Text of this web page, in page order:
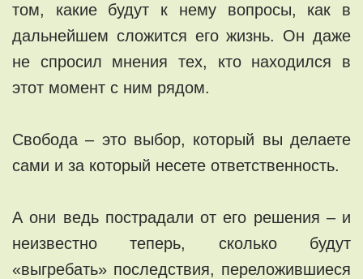
том, какие будут к нему вопросы, как в
дальнейшем сложится его жизнь. Он даже
не спросил мнения тех, кто находился в
этот момент с ним рядом.
Свобода – это выбор, который вы делаете
сами и за который несете ответственность.
А они ведь пострадали от его решения – и
неизвестно теперь, сколько будут
«выгребать» последствия, переложившиеся